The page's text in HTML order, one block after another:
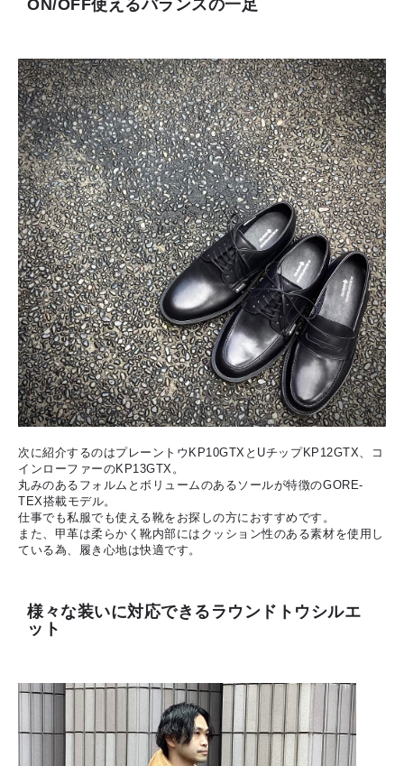
ON/OFF使えるバランスの一足
次に紹介するのはプレーントウKP10GTXとUチップKP12GTX、コ
インローファーのKP13GTX。
丸みのあるフォルムとボリュームのあるソールが特徴のGORE-
TEX搭載モデル。
仕事でも私服でも使える靴をお探しの方におすすめです。
また、甲革は柔らかく靴内部にはクッション性のある素材を使用し
ている為、履き心地は快適です。
様々な装いに対応できるラウンドトウシルエ
ット